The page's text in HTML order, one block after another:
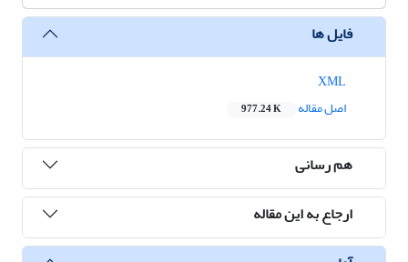
فایل ها
اصل مقاله
977.24 K
هم رسانی
ارجاع به این مقاله